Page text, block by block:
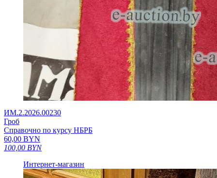
ИМ.2.2026.00230
Гроб
Справочно по курсу НБРБ
60,00 BYN
100,00 BYN
Интернет-магазин